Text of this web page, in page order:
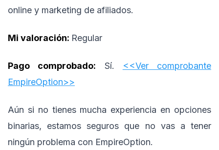
online y marketing de afiliados.
Mi valoración: Regular
Pago comprobado: Sí.
<<Ver comprobante
EmpireOption>>
Aún si no tienes mucha experiencia en opciones
binarias, estamos seguros que no vas a tener
ningún problema con EmpireOption.